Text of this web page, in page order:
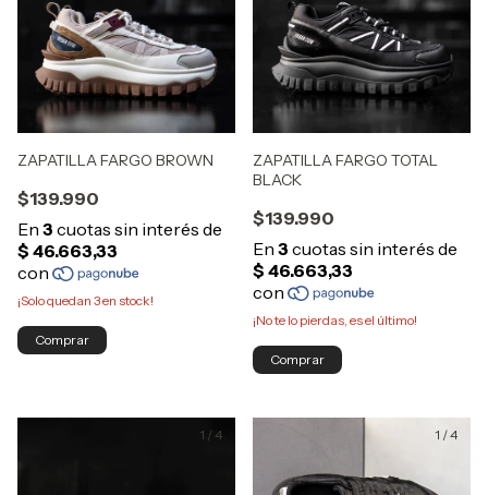
ZAPATILLA FARGO BROWN
$139.990
¡Solo quedan 3en stock!
Comprar
ZAPATILLA FARGO TOTAL
BLACK
$139.990
¡No te lo pierdas, es el último!
Comprar
1 / 4 1 /4